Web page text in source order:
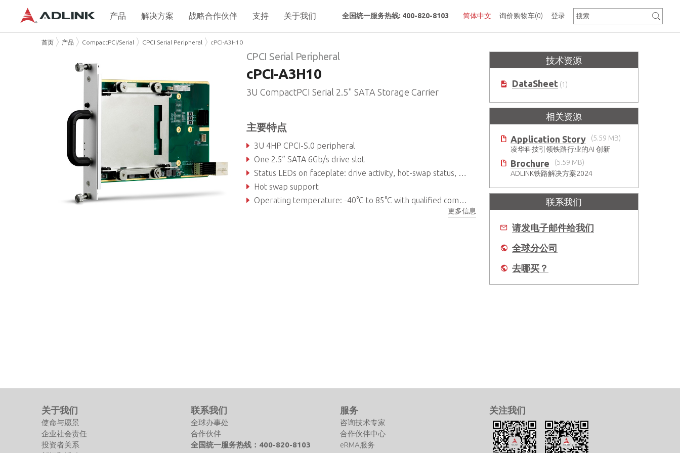
询价购物车(0)
简体中文
全国统一服务热线: 400-820-8103 登录
产品 解决方案 战略合作伙伴 支持 关于我们
首页 产品 CompactPCI/Serial CPCI Serial Peripheral cPCI-A3H10
CPCI Serial Peripheral
cPCI-A3H10
3U CompactPCI Serial 2.5" SATA Storage Carrier
主要特点
3U 4HP CPCI-S.0 peripheral
One 2.5” SATA 6Gb/s drive slot
Status LEDs on faceplate: drive activity, hot-swap status, user-configurable
Hot swap support
Operating temperature: -40°C to 85°C with qualified components
更多信息
技术资源
DataSheet (1)
相关资源
Application Story
(5.59 MB)
凌华科技引领铁路行业的AI 创新
Brochure
(5.59 MB)
ADLINK铁路解决方案2024
联系我们
请发电子邮件给我们
全球分公司
去哪买？
关于我们
使命与愿景
企业社会责任
投资者关系
联系我们
全球办事处
合作伙伴
全国统一服务热线：400-820-8103
服务
咨询技术专家
合作伙伴中心
eRMA服务
关注我们